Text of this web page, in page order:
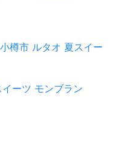
小樽市 ルタオ 夏スイー
イーツ モンブラン